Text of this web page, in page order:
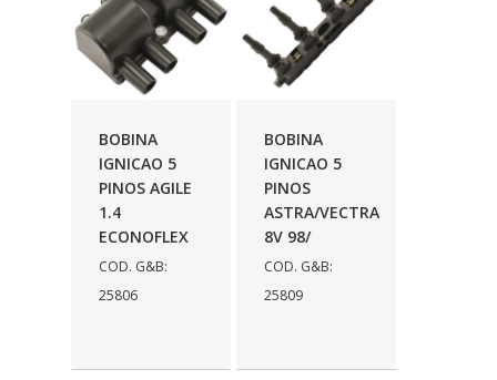
BOBINA
IGNICAO 5
PINOS AGILE
1.4
ECONOFLEX
COD. G&B:
25806
BOBINA
IGNICAO 5
PINOS
ASTRA/VECTRA
8V 98/
COD. G&B:
25809